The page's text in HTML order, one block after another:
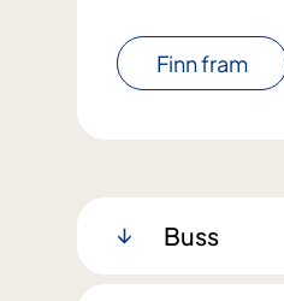
Finn fram
Buss